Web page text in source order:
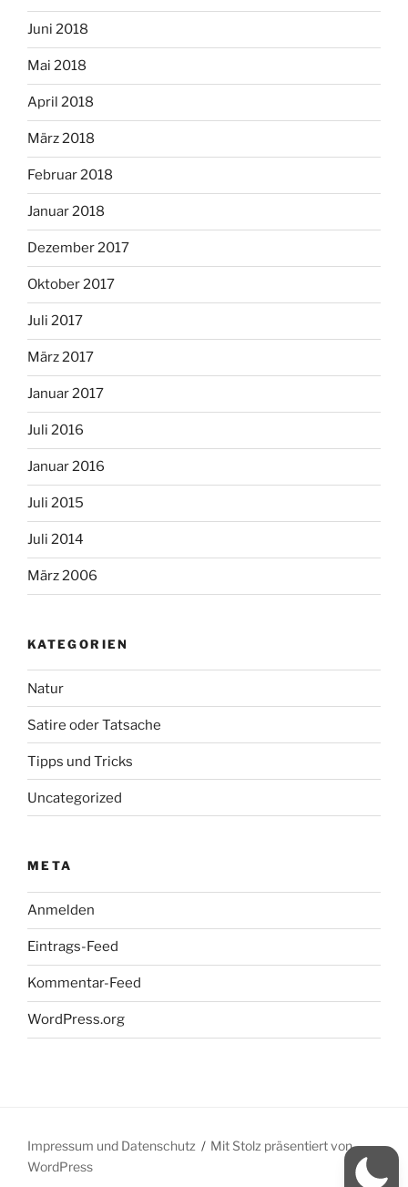
Juni 2018
Mai 2018
April 2018
März 2018
Februar 2018
Januar 2018
Dezember 2017
Oktober 2017
Juli 2017
März 2017
Januar 2017
Juli 2016
Januar 2016
Juli 2015
Juli 2014
März 2006
KATEGORIEN
Natur
Satire oder Tatsache
Tipps und Tricks
Uncategorized
META
Anmelden
Eintrags-Feed
Kommentar-Feed
WordPress.org
Impressum und Datenschutz
Mit Stolz präsentiert von
WordPress